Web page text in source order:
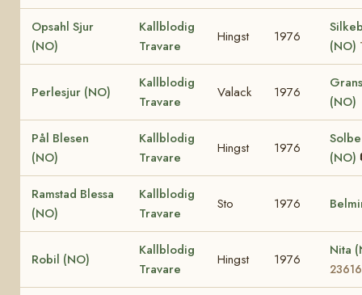
Opsahl Sjur
(NO)
Kallblodig
Travare
Hingst 1976
(NO)
Perlesjur (NO)
Kallblodig
Travare
Valack 1976
(NO)
Pål Blesen
(NO)
Kallblodig
Travare
Hingst 1976
(NO)
Ramstad Blessa
(NO)
Kallblodig
Travare
Sto 1976
Robil (NO)
Kallblodig
Travare
Hingst 1976
Nita
23616